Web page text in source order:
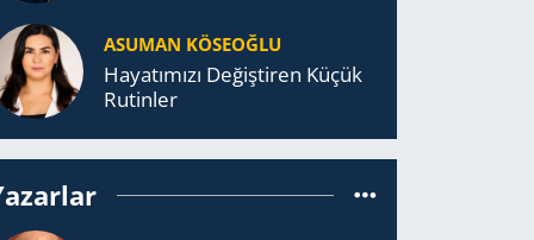
ASUMAN KÖSEOĞLU
Ha­ya­tı­mı­zı De­ğiş­ti­ren Küçük
Ru­tin­ler